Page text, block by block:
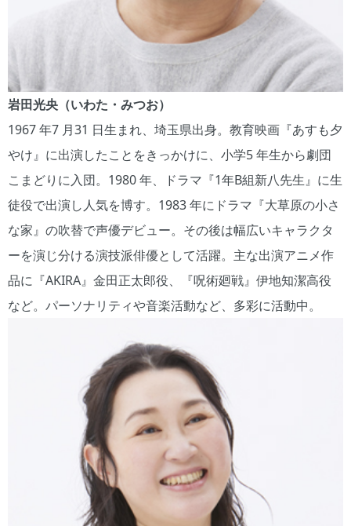
岩田光央（いわた・みつお）
1967 年7 月31 日生まれ、埼玉県出身。教育映画『あすも夕
やけ』に出演したことをきっかけに、小学5 年生から劇団
こまどりに入団。1980 年、ドラマ『1年B組新八先生』に生
徒役で出演し人気を博す。1983 年にドラマ『大草原の小さ
な家』の吹替で声優デビュー。その後は幅広いキャラクタ
ーを演じ分ける演技派俳優として活躍。主な出演アニメ作
品に『AKIRA』金田正太郎役、『呪術廻戦』伊地知潔高役
など。パーソナリティや音楽活動など、多彩に活動中。